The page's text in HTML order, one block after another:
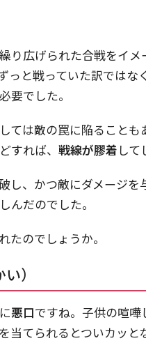
り広げられた合戦をイ
っと戦っていた訳では
要でした。
ては敵の罠に陥ること
すれば、 戦線が膠着 して
し、かつ敵にダメージ
んだのでした。
たのでしょうか。
）
悪口ですね。子供の喧
当てられるとついカッと